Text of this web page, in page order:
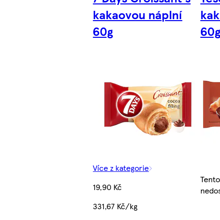
kakaovou náplní
60g
Více z kategorie
19,90 Kč
331,67 Kč/kg
60g